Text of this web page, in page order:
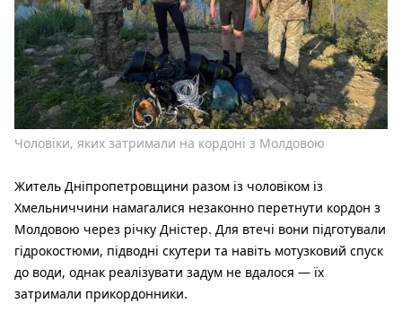
Чоловіки, яких затримали на кордоні з Молдовою
Житель Дніпропетровщини разом із чоловіком із
Хмельниччини намагалися незаконно перетнути кордон з
Молдовою через річку Дністер. Для втечі вони підготували
гідрокостюми, підводні скутери та навіть мотузковий спуск
до води, однак реалізувати задум не вдалося — їх
затримали прикордонники.